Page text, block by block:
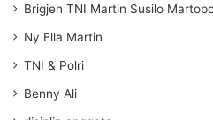
Brigjen TNI Martin Susilo
Ny Ella Martin
TNI & Polri
Benny Ali